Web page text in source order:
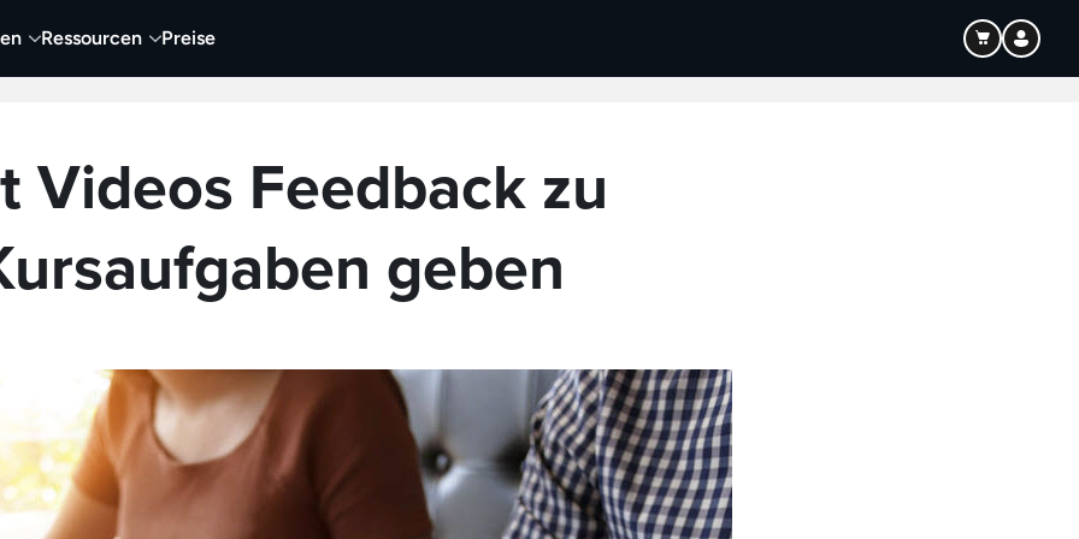
Ressourcen Preise
Video Visueller Content
Videos Feedback zu
geben